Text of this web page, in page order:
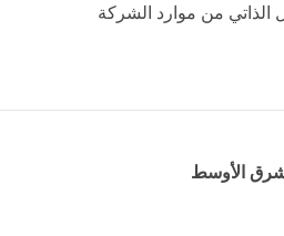
الذاتي من موارد الشركة